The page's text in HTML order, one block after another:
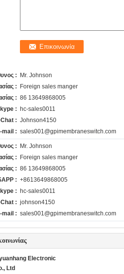
:
Mr. Johnson
:
Foreign sales manger
: 86 13649868005
:
hc-sales0011
: Johnson4150
mail : sales001@gpimembraneswitch.com
:
Mr. Johnson
:
Foreign sales manger
: 86 13649868005
: +8613649868005
:
hc-sales0011
: johnson4150
mail : sales001@gpimembraneswitch.com
Electronic
Ltd